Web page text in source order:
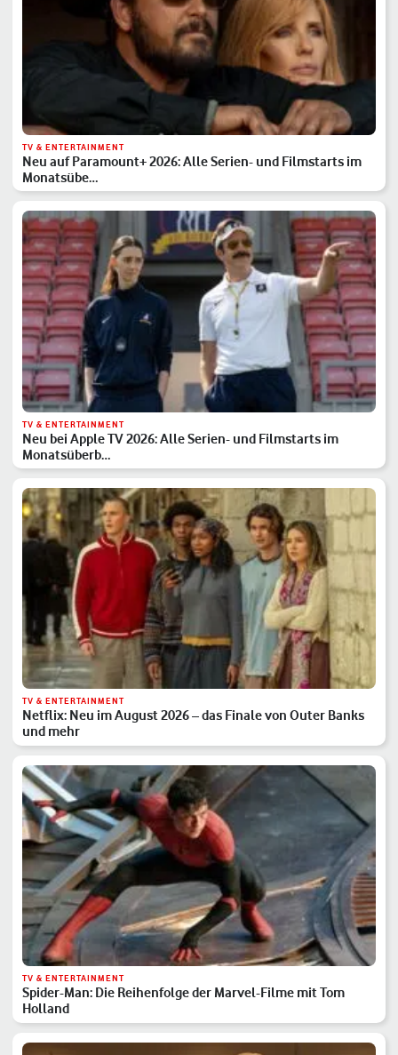
TV & ENTERTAINMENT
Neu auf Paramount+ 2026: Alle Serien- und Filmstarts im
Monatsübe…
TV & ENTERTAINMENT
Neu bei Apple TV 2026: Alle Serien- und Filmstarts im
Monatsüberb…
TV & ENTERTAINMENT
Netflix: Neu im August 2026 – das Finale von Outer Banks
und mehr
TV & ENTERTAINMENT
Spider-Man: Die Reihenfolge der Marvel-Filme mit Tom
Holland